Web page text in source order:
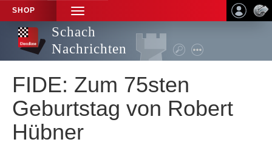
SHOP
TOGGLE
NAVIGATION
Schach
Nachrichten
FIDE: Zum 75sten
Geburtstag von Robert
Hübner